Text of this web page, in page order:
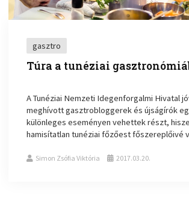
gasztro
Túra a tunéziai
A Tunéziai Nemzeti Idegenforgalmi Hivatal
meghívott gasztrobloggerek és újságírók
különleges eseményen vehettek részt,
hamisítatlan tunéziai főzőest főszereplőivé
Simon Zsófia Viktória 2017.03.20.